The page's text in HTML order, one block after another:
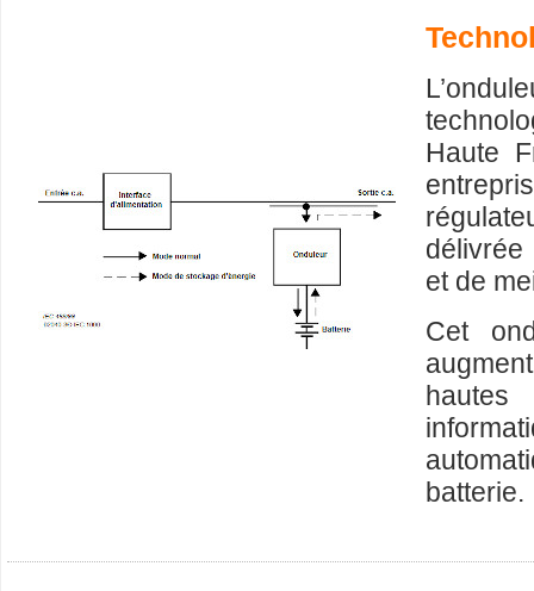
Haute
délivrée
et de
Cet
hautes
batterie.